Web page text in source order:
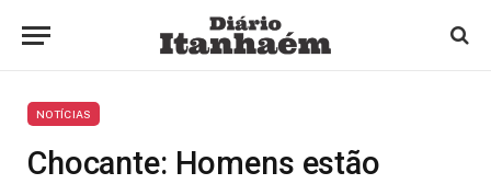
NOTÍCIAS
Chocante: Homens estão